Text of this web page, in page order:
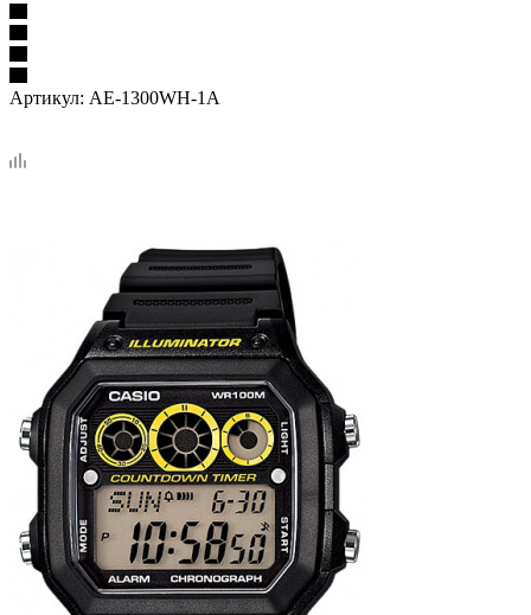
Артикул: AE-1300WH-1A